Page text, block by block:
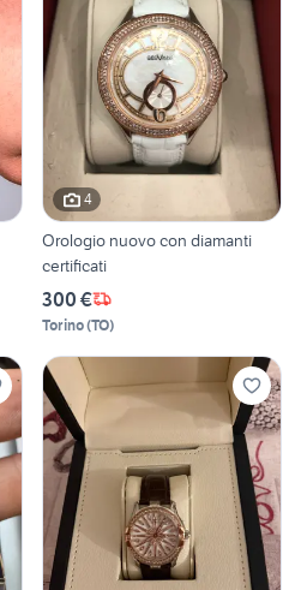
4
Orologio nuovo con diamanti
certificati
300 €
Torino(TO)